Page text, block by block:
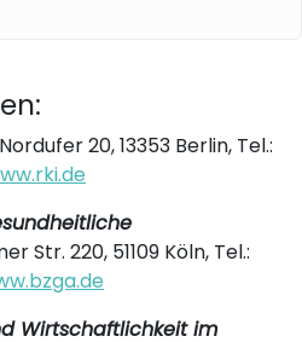
20, 13353 Berlin, Tel.:
Str. 220, 51109 Köln, Tel.:
Wirtschaftlichkeit im